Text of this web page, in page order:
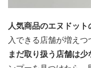
人気商品のエヌドッ
入できる店舗が増えつ
まだ取り扱う店舗は少